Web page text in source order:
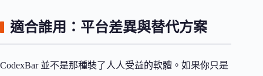
適合誰用：平台差異與替代方案
CodexBar 並不是那種裝了人人受益的軟體。如果你只是